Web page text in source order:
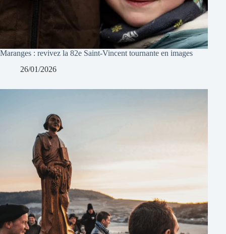
Maranges : revivez la 82e Saint-Vincent tournante en images
26/01/2026